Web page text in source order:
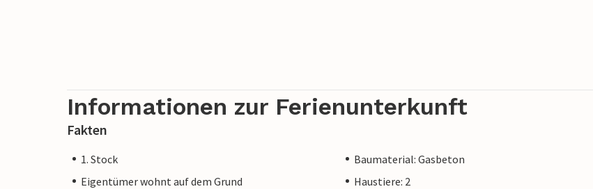
Informationen zur Ferienunterkunft
Fakten
1. Stock
Baumaterial: Gasbeton
Eigentümer wohnt auf dem Grund
Haustiere: 2